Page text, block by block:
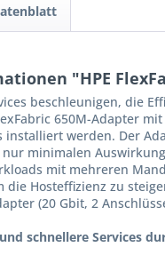
"HPE
beschleunigen, die
650M-Adapter
installiert werden. Der
minimalen
mit mehreren
die Hosteffizienz zu
(20 Gbit, 2
schnellere Services